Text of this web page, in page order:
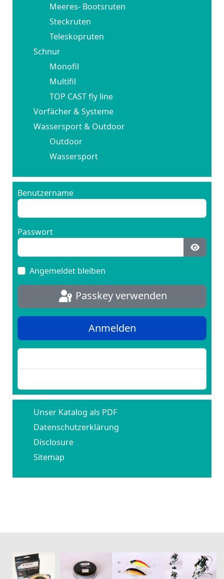
Meeres- Bootsruten
Steckruten
Teleskopruten
Schnur
Monofil
Multifil
TOP CAST fly line
Vorfächer & Systeme
Wassersport & Outdoor
Outdoor
Wassersport
Benutzername
Passwort
Angemeldet bleiben
Passkey verwenden
Anmelden
Unser Katalog als PDF
Datenschutzerklärung
Disclosure
Sitemap